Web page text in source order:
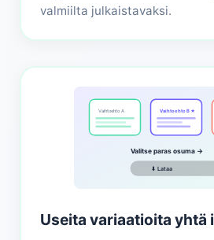
valmiilta julkaistavaksi.
Vaihtoehto A Vaihtoehto B ★
Valitse paras osuma →
⬇ Lataa
Useita variaatioita yhtä